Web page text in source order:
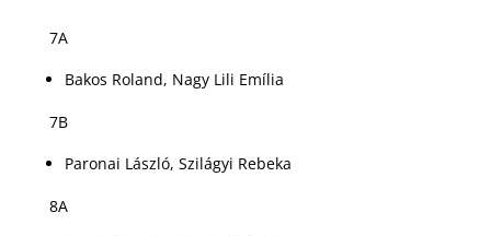
7A
Bakos Roland, Nagy Lili Emília
7B
Paronai László, Szilágyi Rebeka
8A